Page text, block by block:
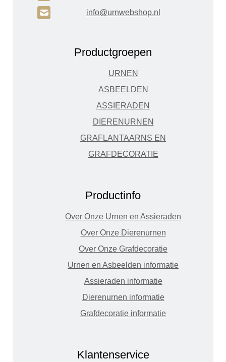
H info@urnwebshop.nl
Productgroepen
URNEN
ASBEELDEN
ASSIERADEN
DIERENURNEN
GRAFLANTAARNS EN
GRAFDECORATIE
Productinfo
Over Onze Urnen en Assieraden
Over Onze Dierenurnen
Over Onze Grafdecoratie
Urnen en Asbeelden informatie
Assieraden informatie
Dierenurnen informatie
Grafdecoratie informatie
Klantenservice